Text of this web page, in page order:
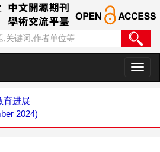
切
换
育进展
2024)